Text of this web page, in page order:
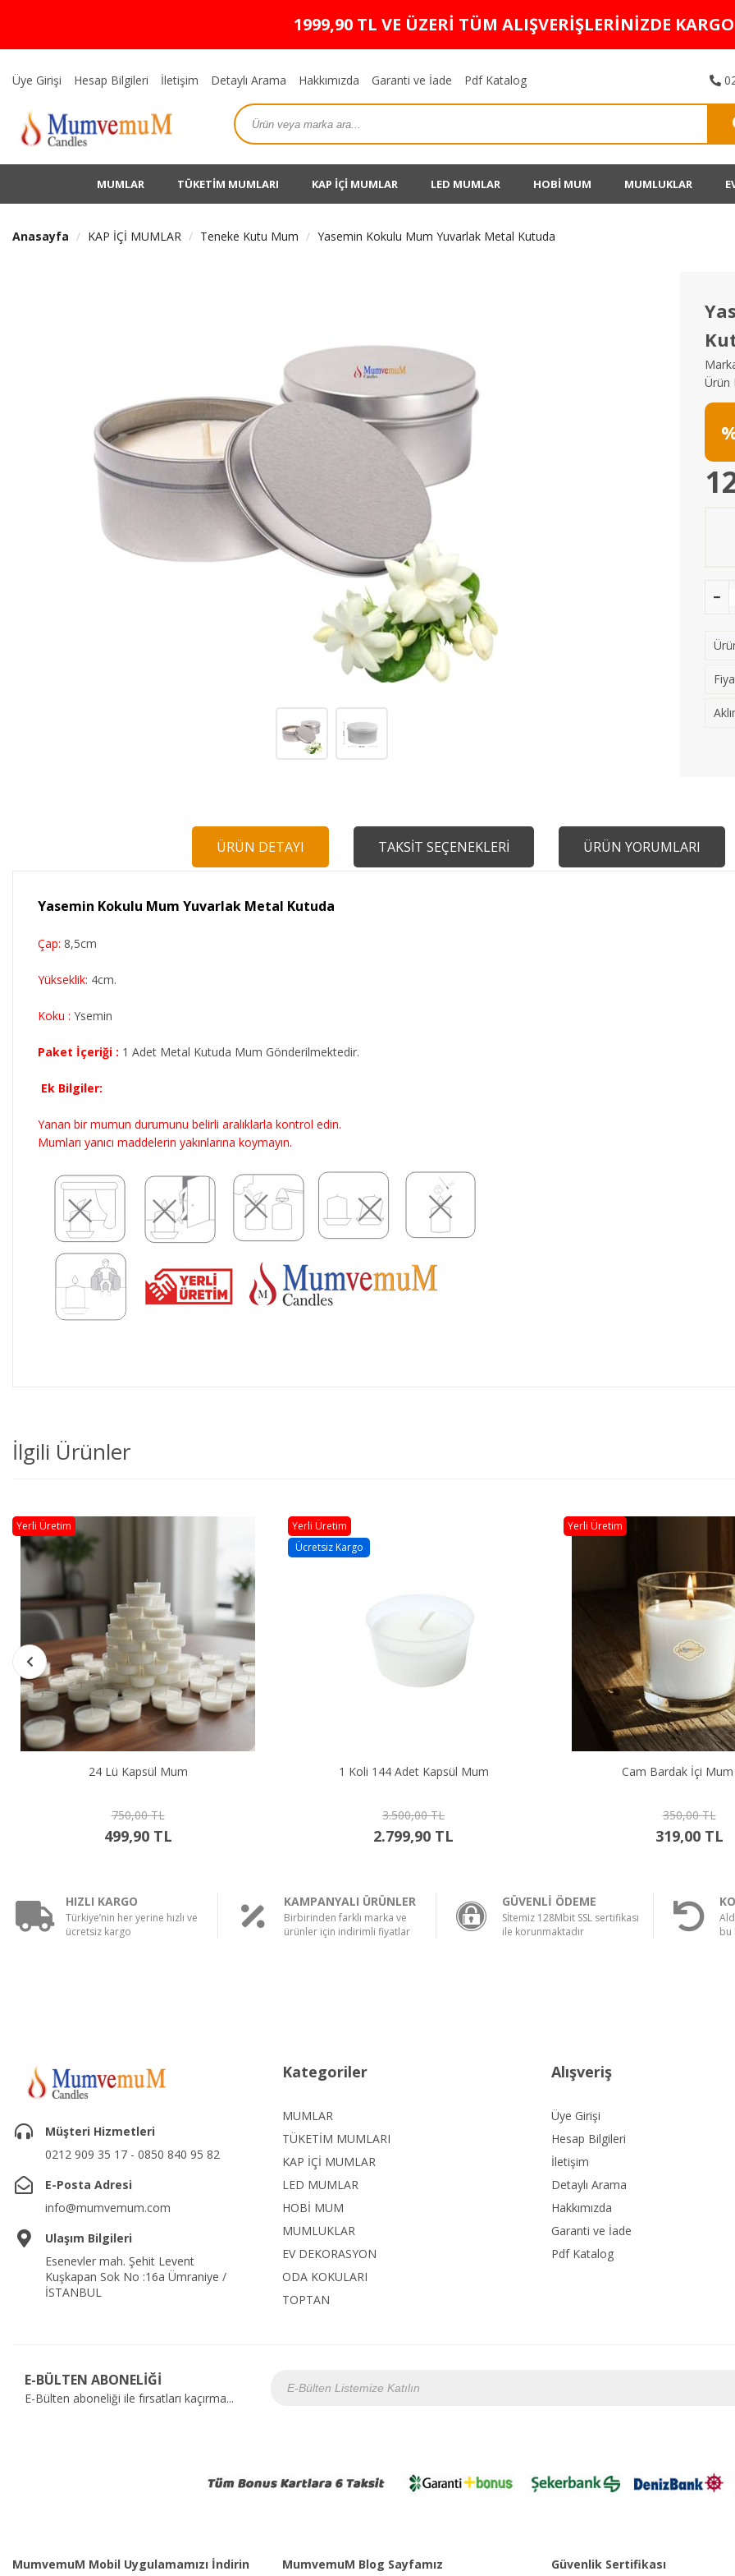
1999,90 TL VE ÜZERİ TÜM ALIŞVERİŞLERİNİZDE
Üye Girişi Hesap Bilgileri İletişim Detaylı Arama Hakkımızda Garanti ve İade Pdf Katalog
MUMLAR TÜKETİM MUMLARI KAP İÇİ MUMLAR LED MUMLAR HOBİ MUM MUMLUKLAR
Anasayfa KAP İÇİ MUMLAR Teneke Kutu Mum Yasemin Kokulu Mum Yuvarlak Metal Kutuda
Ürün
ÜRÜN DETAYI TAKSİT SEÇENEKLERİ ÜRÜN YORUMLARI
Yasemin Kokulu Mum Yuvarlak Metal Kutuda
Çap: 8,5cm
Yükseklik: 4cm.
Koku : Ysemin
Paket İçeriği : 1 Adet Metal Kutuda Mum Gönderilmektedir.
Ek Bilgiler:
Yanan bir mumun durumunu belirli aralıklarla kontrol edin.
Mumları yanıcı maddelerin yakınlarına koymayın.
İlgili Ürünler
24 Lü Kapsül Mum
750,00 TL
499,90 TL
Yerli Üretim
1 Koli 144 Adet Kapsül Mum
3.500,00 TL
2.799,90 TL
Yerli Üretim
Ücretsiz Kargo
Cam Bardak İçi
350,00 TL
319,00 TL
Yerli Üretim
HIZLI KARGO
Türkiye’nin her yerine hızlı ve
ücretsiz kargo
KAMPANYALI ÜRÜNLER
Birbirinden farklı marka ve
ürünler için indirimli fiyatlar
GÜVENLİ ÖDEME
Sİtemiz 128Mbit SSL sertifikası
ile korunmaktadır
bu
Müşteri Hizmetleri
0212 909 35 17 - 0850 840 95 82
E-Posta Adresi
info@mumvemum.com
Ulaşım Bilgileri
Esenevler mah. Şehit Levent
Kuşkapan Sok No :16a Ümraniye /
İSTANBUL
Kategoriler
MUMLAR
TÜKETİM MUMLARI
KAP İÇİ MUMLAR
LED MUMLAR
HOBİ MUM
MUMLUKLAR
EV DEKORASYON
ODA KOKULARI
TOPTAN
Alışveriş
Üye Girişi
Hesap Bilgileri
İletişim
Detaylı Arama
Hakkımızda
Garanti ve İade
Pdf Katalog
E-BÜLTEN ABONELİĞİ
E-Bülten aboneliği ile fırsatları kaçırma...
MumvemuM Mobil Uygulamamızı İndirin MumvemuM Blog Sayfamız Güvenlik Sertifikası